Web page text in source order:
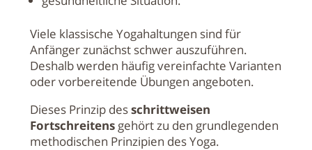
Viele klassische Yogahaltungen sind für
Anfänger zunächst schwer auszuführen.
Deshalb werden häufig vereinfachte Varianten
oder vorbereitende Übungen angeboten.
Dieses Prinzip desschrittweisen
Fortschreitensgehört zu den grundlegenden
methodischen Prinzipien des Yoga.